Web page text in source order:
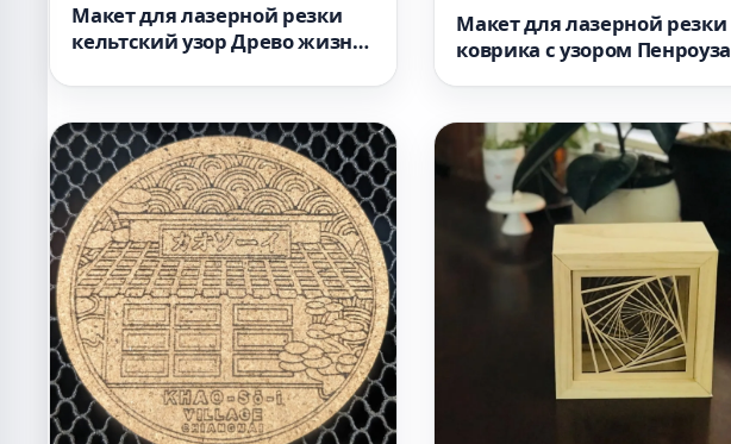
Макет для лазерной резки
кельтский узор Древо жизни
Макет для лазерной резки
коврика с узором Пенроуза